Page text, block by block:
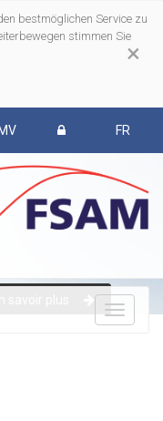
×
bestmöglichen Service zu
stimmen Sie
FR